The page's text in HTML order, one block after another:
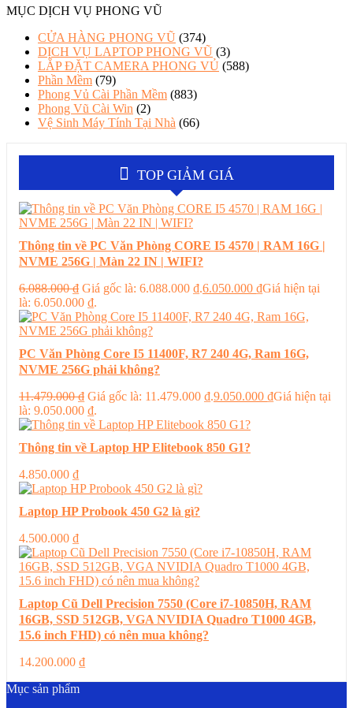
MỤC DỊCH VỤ PHONG VŨ
CỬA HÀNG PHONG VŨ (374)
DỊCH VỤ LAPTOP PHONG VŨ (3)
LẮP ĐẶT CAMERA PHONG VỦ (588)
Phần Mềm (79)
Phong Vủ Cài Phần Mềm (883)
Phong Vũ Cài Win (2)
Vệ Sinh Máy Tính Tại Nhà (66)
TOP GIẢM GIÁ
Thông tin về PC Văn Phòng CORE I5 4570 | RAM 16G |
NVME 256G | Màn 22 IN | WIFI?
6.088.000₫ Giá gốc là: 6.088.000 ₫.6.050.000 ₫Giá hiện tại
là: 6.050.000 ₫.
PC Văn Phòng Core I5 11400F, R7 240 4G, Ram 16G,
NVME 256G phải không?
11.479.000₫ Giá gốc là: 11.479.000 ₫.9.050.000 ₫Giá hiện tại
là: 9.050.000 ₫.
Thông tin về Laptop HP Elitebook 850 G1?
4.850.000 ₫
Laptop HP Probook 450 G2 là gì?
4.500.000 ₫
Laptop Cũ Dell Precision 7550 (Core i7-10850H, RAM
16GB, SSD 512GB, VGA NVIDIA Quadro T1000 4GB,
15.6 inch FHD) có nên mua không?
14.200.000 ₫
Mục sản phẩm